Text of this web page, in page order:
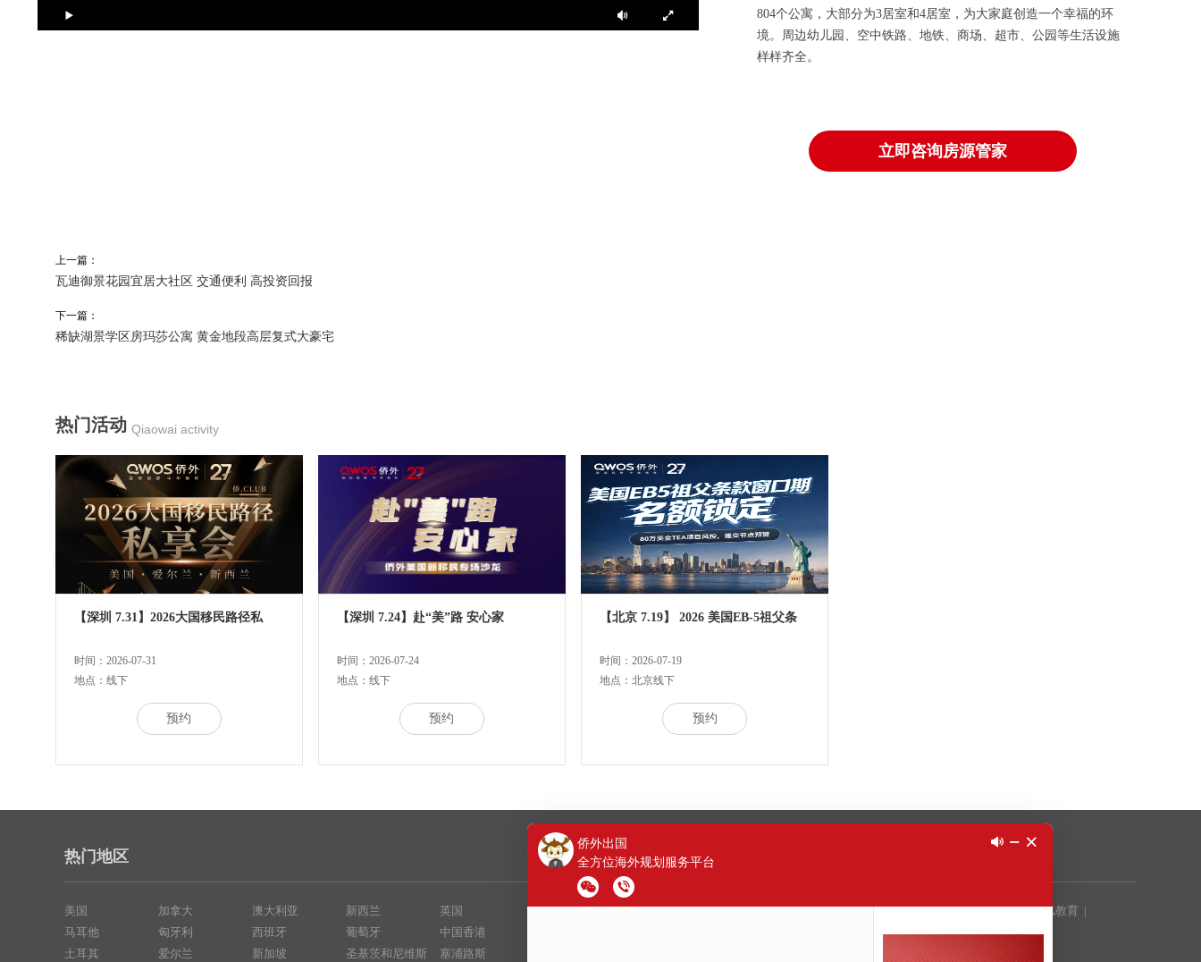
804个公寓，大部分为3居室和4居室，为大家庭创造一个幸福的环
境。周边幼儿园、空中铁路、地铁、商场、超市、公园等生活设施
样样齐全。
立即咨询房源管家
上一篇：
瓦迪御景花园宜居大社区 交通便利 高投资回报
下一篇：
稀缺湖景学区房玛莎公寓 黄金地段高层复式大豪宅
热门活动 Qiaowai activity
【深圳 7.31】2026大国移民路径私
时间：2026-07-31
地点：线下
预约
【深圳 7.24】赴“美”路 安心家
时间：2026-07-24
地点：线下
预约
【北京 7.19】 2026 美国EB-5祖父条
时间：2026-07-19
地点：北京线下
预约
热门地区
美国
马耳他
土耳其
加拿大
匈牙利
爱尔兰
澳大利亚
西班牙
新加坡
新西兰
葡萄牙
圣基茨和尼维斯
英国
中国香港
塞浦路斯
希腊
友情链接
视觉中国|音乐留学|艺术留学|国外房产|美国旅游|智课|腾讯教育 |